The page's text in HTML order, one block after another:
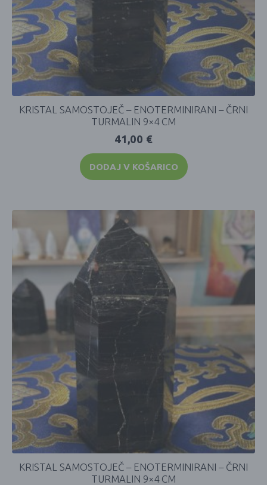
KRISTAL SAMOSTOJEČ – ENOTERMINIRANI – ČRNI
TURMALIN 9×4 CM
41,00 €
DODAJ V KOŠARICO
KRISTAL SAMOSTOJEČ – ENOTERMINIRANI – ČRNI
TURMALIN 9×4 CM